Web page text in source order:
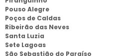
Pouso Alegre
Poços de Caldas
Ribeirão das Neves
Santa Luzia
Sete Lagoas
São Sebastião do Paraíso